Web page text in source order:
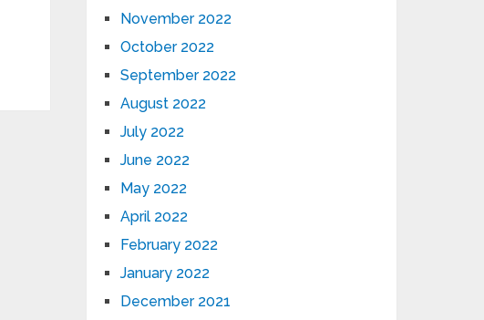
November 2022
October 2022
September 2022
August 2022
July 2022
June 2022
May 2022
April 2022
February 2022
January 2022
December 2021